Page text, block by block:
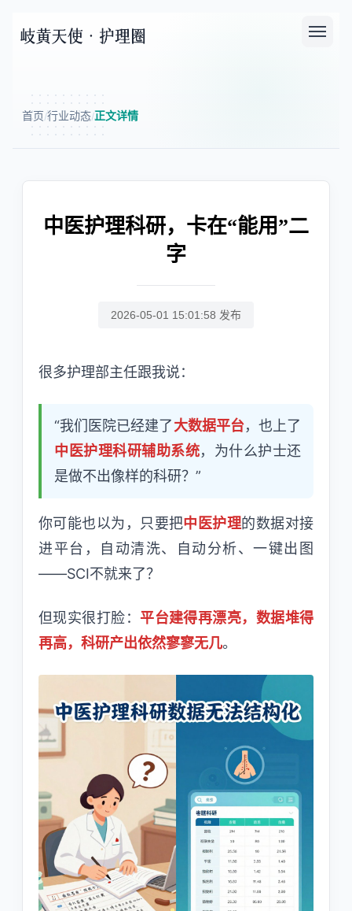
首页/行业动态/正文详情
中医护理科研，卡在“能用”二
字
2026-05-01 15:01:58 发布
很多护理部主任跟我说：
“我们医院已经建了大数据平台，也上了
中医护理科研辅助系统，为什么护士还
是做不出像样的科研？”
你可能也以为，只要把中医护理的数据对接
进平台，自动清洗、自动分析、一键出图
——SCI不就来了？
但现实很打脸： 平台建得再漂亮，数据堆得
再高，科研产出依然寥寥无几。